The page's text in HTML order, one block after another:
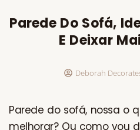
Parede Do Sofá,
E Deixar
Deborah
Parede do sofá, nossa o
melhorar? Ou como vou